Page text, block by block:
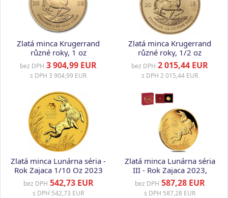
Zlatá minca Krugerrand
různé roky, 1 oz
bez DPH 3 904,99 EUR
s DPH 3 904,99 EUR
Zlatá minca Krugerrand
různé roky, 1/2 oz
bez DPH 2 015,44 EUR
s DPH 2 015,44 EUR
Zlatá minca Lunárna séria -
Rok Zajaca 1/10 Oz 2023
bez DPH 542,73 EUR
s DPH 542,73 EUR
Zlatá minca Lunárna séria
III - Rok Zajaca 2023,
1/10 oz v etuji
bez DPH 587,28 EUR
s DPH 587,28 EUR